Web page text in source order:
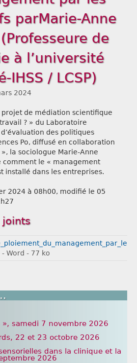
parMarie-Anne
de
à l’université
IHSS / LCSP)
2024
projet de médiation scientifique
? » du Laboratoire
des politiques
Po, diffusé en collaboration
la sociologue Marie-Anne
comment le « management
installé dans les entreprises.
2024 à 08h00, modifié le 05
joints
- Word - 77 ko
», samedi 7 novembre 2026
22 et 23 octobre 2026
dans la clinique et la
2026